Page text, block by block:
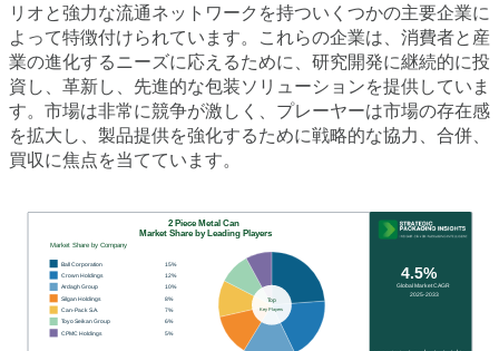
リオと強力な流通ネットワークを持ついくつかの主要企業に
よって特徴付けられています。これらの企業は、消費者と産
業の進化するニーズに応えるために、研究開発に継続的に投
資し、革新し、先進的な包装ソリューションを提供していま
す。市場は非常に競争が激しく、プレーヤーは市場の存在感
を拡大し、製品提供を強化するために戦略的な協力、合併、
買収に焦点を当てています。